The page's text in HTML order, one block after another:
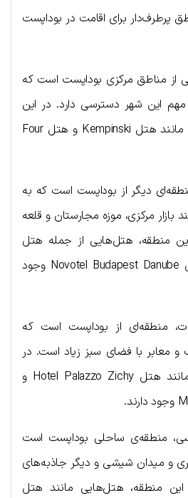
پرطرف‌دار برای اقامت در بوداپست
از مناطق مرکزی بوداپست است که
این شهر دسترسی دارد. در این
منطقه، هتل‌های لوکسی مانند هتل Kempinski و هتل Four
دیگر از بوداپست است که به
بازار مرکزی، موزه مجارستان و قلعه
منطقه، هتل‌هایی از جمله هتل
Hilton Budapest و هتل Novotel Budapest Danube وجود
منطقه‌ای از بوداپست است که
معابر با فضای سبز زیاد است. در
این منطقه، هتل‌هایی مانند هتل Hotel Palazzo Zichy و
منطقه‌ی ساحلی بوداپست است
و میدان شیشی و دیگر جاذبه‌های
منطقه، هتل‌هایی مانند هتل